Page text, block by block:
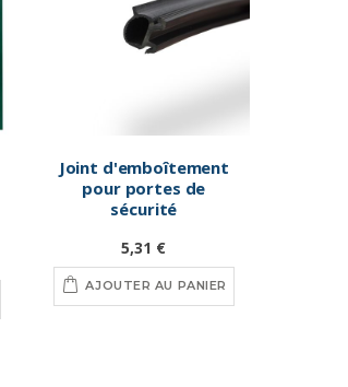
Joint d'emboîtement
pour portes de
sécurité
5,31 €
AJOUTER AU PANIER